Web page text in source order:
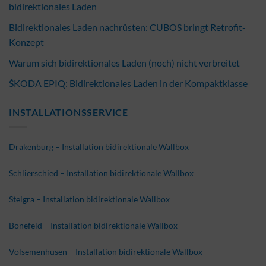
bidirektionales Laden
Bidirektionales Laden nachrüsten: CUBOS bringt Retrofit-
Konzept
Warum sich bidirektionales Laden (noch) nicht verbreitet
ŠKODA EPIQ: Bidirektionales Laden in der Kompaktklasse
INSTALLATIONSSERVICE
Drakenburg – Installation bidirektionale Wallbox
Schlierschied – Installation bidirektionale Wallbox
Steigra – Installation bidirektionale Wallbox
Bonefeld – Installation bidirektionale Wallbox
Volsemenhusen – Installation bidirektionale Wallbox